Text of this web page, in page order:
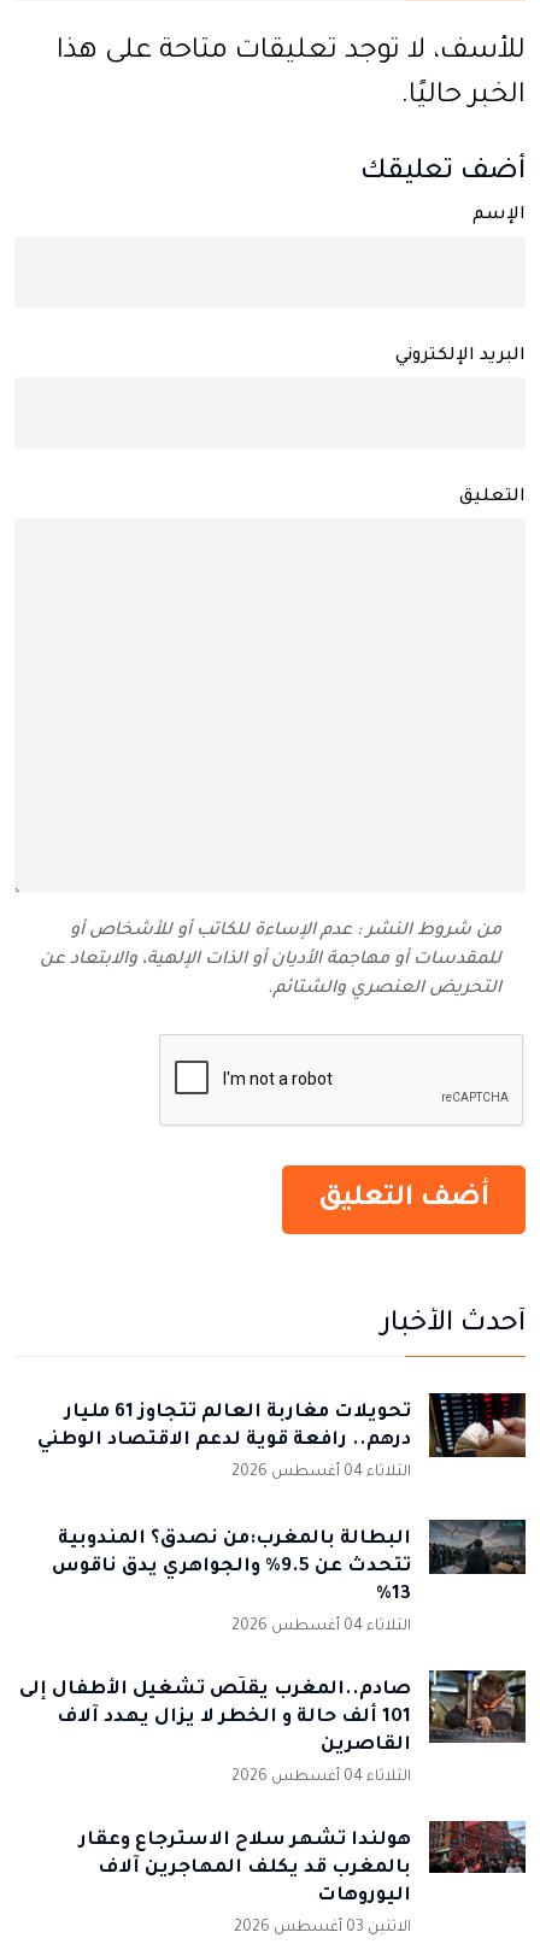
للأسف، لا توجد تعليقات متاحة على هذا
الخبر حاليًا.
أضف تعليقك
الإسم
البريد الإلكتروني
التعليق
من شروط النشر : عدم الإساءة للكاتب أو للأشخاص أو
للمقدسات أو مهاجمة الأديان أو الذات الإلهية، والابتعاد عن
التحريض العنصري والشتائم‬.
أحدث الأخبار
تحويلات مغاربة العالم تتجاوز 61 مليار
درهم.. رافعة قوية لدعم الاقتصاد الوطني
الثلاثاء 04 أغسطس 2026
البطالة بالمغرب:من نصدق؟ المندوبية
تتحدث عن 9.5% والجواهري يدق ناقوس
13%
الثلاثاء 04 أغسطس 2026
صادم..المغرب يقلّص تشغيل الأطفال إلى
101 ألف حالة و الخطر لا يزال يهدد آلاف
القاصرين
الثلاثاء 04 أغسطس 2026
هولندا تشهر سلاح الاسترجاع وعقار
بالمغرب قد يكلف المهاجرين آلاف
اليوروهات
الاثنين 03 أغسطس 2026